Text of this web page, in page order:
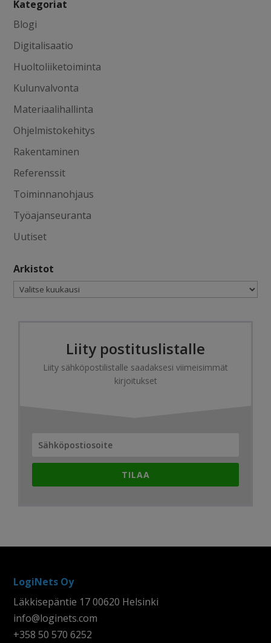
Kategoriat
Blogi
Digitalisaatio
Huoltoliiketoiminta
Kulunvalvonta
Materiaalihallinta
Ohjelmistokehitys
Rakentaminen
Referenssit
Toiminnanohjaus
Työajanseuranta
Uutiset
Arkistot
Arkistot
Liity postituslistalle
Liity sähköpostilistalle saadaksesi viimeisimmät
kirjoitukset
TILAA
LogiNets Oy
Läkkisepäntie 17 00620 Helsinki
info@loginets.com
+358 50 570 6252